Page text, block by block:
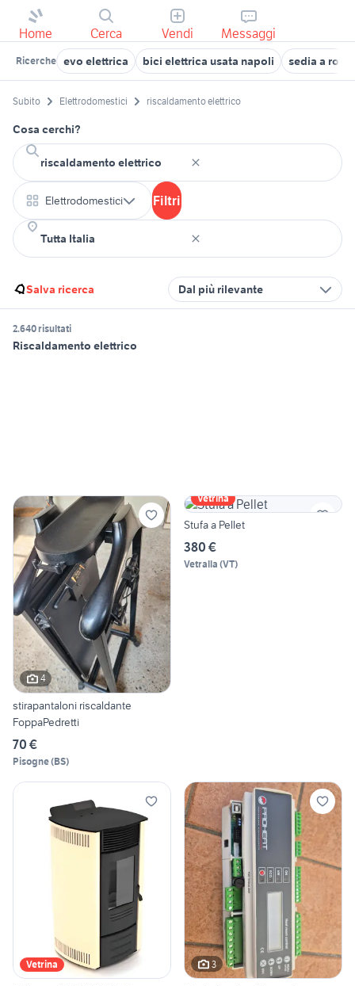
Home Cerca Vendi Messaggi
Ricerche evo elettrica bici elettrica usata napoli sedia a
Subito Elettrodomestici riscaldamento elettrico
Cosa cerchi?
Elettrodomestici Filtri
Salva ricerca Dal più rilevante
2.640 risultati
Riscaldamento elettrico
4
stirapantaloni riscaldante
FoppaPedretti
70 €
Pisogne(BS)
Vetrina
Stufa a Pellet
380 €
Vetralla (VT)
Vetrina 3